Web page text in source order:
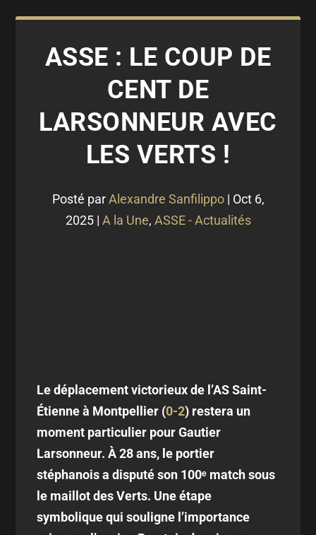
ASSE : LE COUP DE
CENT DE
LARSONNEUR AVEC
LES VERTS !
Posté parAlexandre Sanfilippo| Oct 6,
2025| A la Une, ASSE - Actualités
Le déplacement victorieux de l’AS Saint-
Étienne à Montpellier (0-2) restera un
moment particulier pour Gautier
Larsonneur. À 28 ans, le portier
stéphanois a disputé son 100ᵉ match sous
le maillot des Verts. Une étape
symbolique qui souligne l’importance